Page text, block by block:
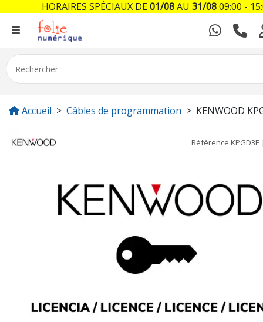
Accueil Câbles de programmation KENWOOD
Référence KPGD3E
HORAIRES SPÉCIAUX DE01/08AU 31/0809:00 -